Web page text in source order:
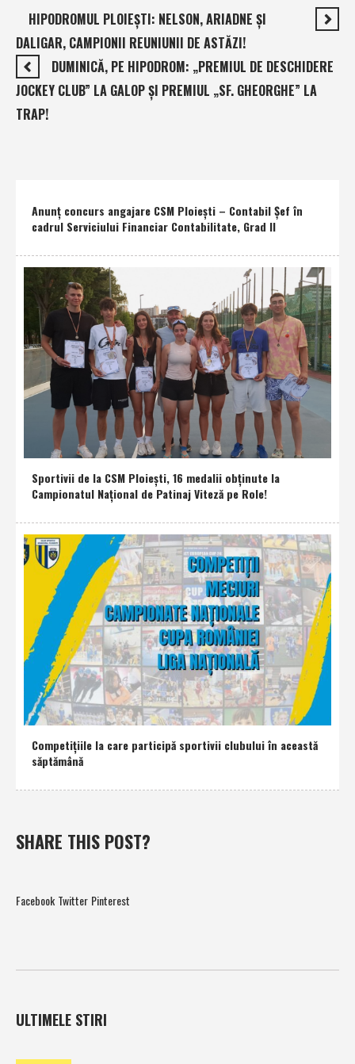
HIPODROMUL PLOIEŞTI: NELSON, ARIADNE ŞI
DALIGAR, CAMPIONII REUNIUNII DE ASTĂZI!
DUMINICĂ, PE HIPODROM: „PREMIUL DE DESCHIDERE
JOCKEY CLUB” LA GALOP ŞI PREMIUL „SF. GHEORGHE” LA
TRAP!
Anunţ concurs angajare CSM Ploieşti – Contabil Şef în
cadrul Serviciului Financiar Contabilitate, Grad II
Sportivii de la CSM Ploieşti, 16 medalii obţinute la
Campionatul Naţional de Patinaj Viteză pe Role!
Competiţiile la care participă sportivii clubului în această
săptămână
SHARE THIS POST?
Facebook Twitter Pinterest
ULTIMELE STIRI